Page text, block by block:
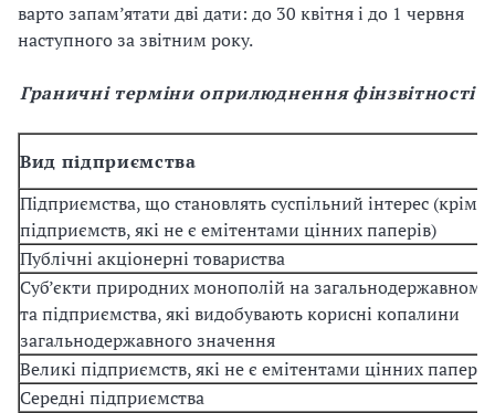
варто запам’ятати дві дати: до 30 квітня і до 1 червня
наступного за звітним року.
Граничні терміни оприлюднення фінзвітності
Вид підприємства
Підприємства, що становлять суспільний інтерес (крім
підприємств, які не є емітентами цінних паперів)
Публічні акціонерні товариства
Суб’єкти природних монополій на
та підприємства, які видобувають корисні копалини
загальнодержавного значення
Великі підприємств, які не є емітентами цінних паперів
Середні підприємства